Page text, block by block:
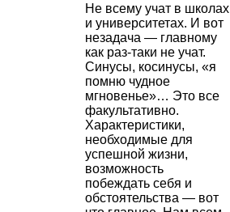
Не всему учат в школах
и университетах. И вот
незадача — главному
как раз-таки не учат.
Синусы, косинусы, «я
помню чудное
мгновенье»… Это все
факультативно.
Характеристики,
необходимые для
успешной жизни,
возможность
побеждать себя и
обстоятельства — вот